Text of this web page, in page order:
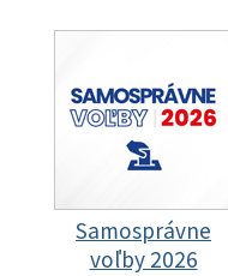
Samosprávne
voľby 2026